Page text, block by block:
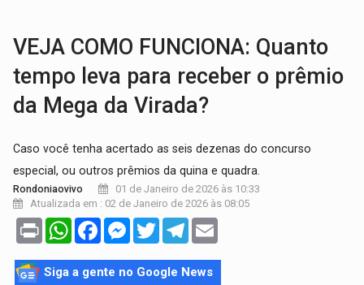
VEJA COMO FUNCIONA: Quanto
tempo leva para receber o prêmio
da Mega da Virada?
Caso você tenha acertado as seis dezenas do concurso
especial, ou outros prêmios da quina e quadra.
Rondoniaovivo
01 de Janeiro de 2026 às 10:33
Atualizada em : 02 de Janeiro de 2026 às 08:05
Print WhatsAppFacebookMessenger
TwitterTelegram
Siga a gente no Google News